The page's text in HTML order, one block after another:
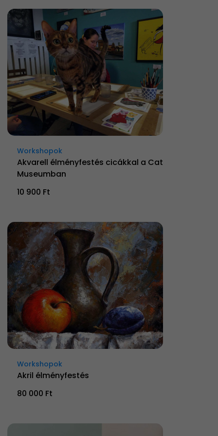
Workshopok
Akvarell élményfestés cicákkal a Cat
Museumban
10 900 Ft
Workshopok
Akril élményfestés
80 000 Ft